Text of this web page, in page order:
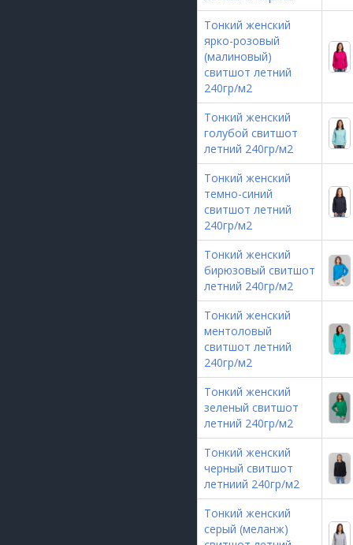
Тонкий женский
ярко-розовый
(малиновый)
свитшот летний
240гр/м2
Тонкий женский
голубой свитшот
летний 240гр/м2
Тонкий женский
темно-синий
свитшот летний
240гр/м2
Тонкий женский
бирюзовый свитшот
летний 240гр/м2
Тонкий женский
ментоловый
свитшот летний
240гр/м2
Тонкий женский
зеленый свитшот
летний 240гр/м2
Тонкий женский
черный свитшот
летниий 240гр/м2
Тонкий женский
серый (меланж)